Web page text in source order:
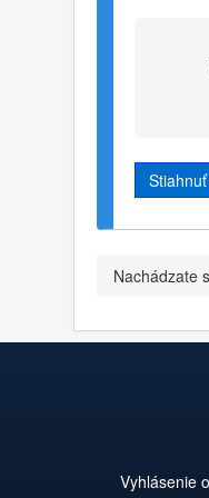
Nachádzate
Vyhlásenie